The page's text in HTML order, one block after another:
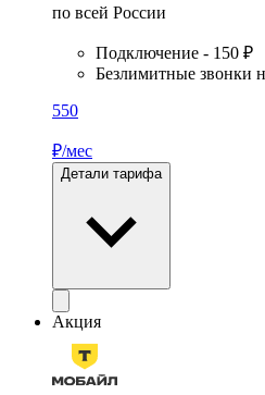
по всей России
Подключение - 150 ₽
Безлимитные звонки
550
₽/мес
Детали тарифа
Акция